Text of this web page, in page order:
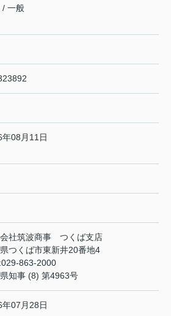
/ 一般
年08月11日
社筑波商事 つくば支店
つくば市東新井20番地4
029-863-2000
知事 (8) 第4963号
年07月28日